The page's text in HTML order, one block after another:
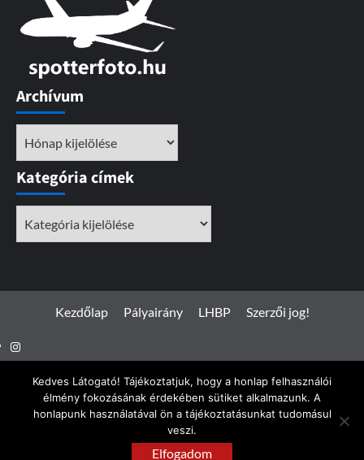
Archívum
Kategória címek
Kezdőlap Pályairány LHBP Szerzői jog!
Instagram
Spotterfoto.hu © Minden jog fenntartva 2017 - 2026
CoverNewsby AF themes.
Kedves Látogató! Tájékoztatjuk, hogy a honlap felhasználói
élmény fokozásának érdekében sütiket alkalmazunk. A
honlapunk használatával ön a tájékoztatásunkat tudomásul
veszi.
Elfogadom